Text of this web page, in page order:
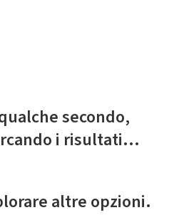
secondo,
i risultati...
altre opzioni.